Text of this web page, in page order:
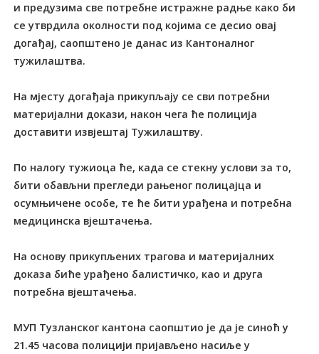
и предузима све потребне истражне радње како би
се утврдила околности под којима се десио овај
догађај, саопштено је данас из Кантоналног
тужилаштва.
На мјесту догађаја прикупљају се сви потребни
материјални докази, након чега ће полиција
доставити извјештај Тужилаштву.
По налогу тужиоца ће, када се стекну услови за то,
бити обављни прегледи рањеног полицајца и
осумњичене особе, те ће бити урађена и потребна
медицинска вјештачења.
На основу прикупљених трагова и материјалних
доказа биће урађено балистичко, као и друга
потребна вјештачења.
МУП Тузланског кантона саопштио је да је синоћ у
21.45 часова полицији пријављено насиље у